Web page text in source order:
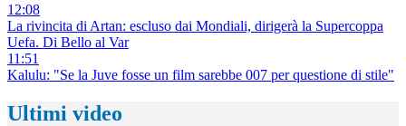
12:08
La rivincita di Artan: escluso dai Mondiali, dirigerà la Supercoppa
Uefa. Di Bello al Var
11:51
Kalulu: "Se la Juve fosse un film sarebbe 007 per questione di stile"
Ultimi video